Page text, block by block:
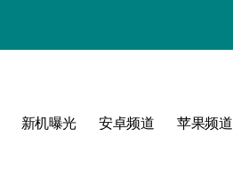
新机曝光 安卓频道 苹果频道